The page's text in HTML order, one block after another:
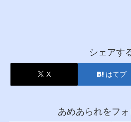
シェアす
X はてブ
あめあられをフ